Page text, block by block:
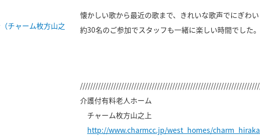
懐かしい歌から最近の歌まで、きれいな歌声でにぎわい
約30名のご参加でスタッフも一緒に楽しい時間でした。
介護付有料老人ホーム
チャーム枚方山之上
http://www.charmcc.jp/west_homes/